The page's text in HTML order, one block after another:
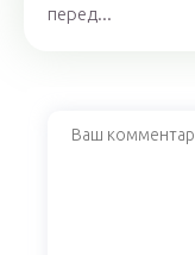
перед...